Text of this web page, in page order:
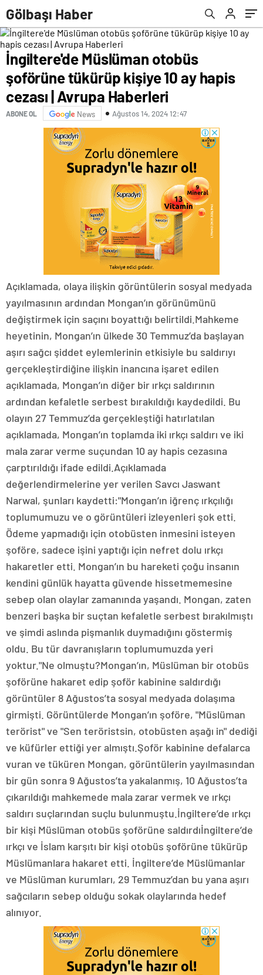
Gölbaşı Haber
İngiltere'de Müslüman otobüs
şoförüne tükürüp kişiye 10 ay hapis
cezası | Avrupa Haberleri
ABONE OL News Ağustos 14, 2024 12:47
Açıklamada, olaya ilişkin görüntülerin sosyal medyada
yayılmasının ardından Mongan’ın görünümünü
değiştirmek için saçını boyattığı belirtildi.Mahkeme
heyetinin, Mongan’ın ülkede 30 Temmuz’da başlayan
aşırı sağcı şiddet eylemlerinin etkisiyle bu saldırıyı
gerçekleştirdiğine ilişkin inancına işaret edilen
açıklamada, Mongan’ın diğer bir ırkçı saldırının
ardından kefaletle serbest bırakıldığı kaydedildi. Bu
olayın 27 Temmuz’da gerçekleştiği hatırlatılan
açıklamada, Mongan’ın toplamda iki ırkçı saldırı ve iki
mala zarar verme suçundan 10 ay hapis cezasına
çarptırıldığı ifade edildi.Açıklamada
değerlendirmelerine yer verilen Savcı Jaswant
Narwal, şunları kaydetti:"Mongan’ın iğrenç ırkçılığı
toplumumuzu ve o görüntüleri izleyenleri şok etti.
Ödeme yapmadığı için otobüsten inmesini isteyen
şoföre, sadece işini yaptığı için nefret dolu ırkçı
hakaretler etti. Mongan’ın bu hareketi çoğu insanın
kendini günlük hayatta güvende hissetmemesine
sebep olan olaylar zamanında yaşandı. Mongan, zaten
benzeri başka bir suçtan kefaletle serbest bırakılmıştı
ve şimdi aslında pişmanlık duymadığını göstermiş
oldu. Bu tür davranışların toplumumuzda yeri
yoktur."Ne olmuştu?Mongan’ın, Müslüman bir otobüs
şoförüne hakaret edip şoför kabinine saldırdığı
görüntüler 8 Ağustos’ta sosyal medyada dolaşıma
girmişti. Görüntülerde Mongan’ın şoföre, "Müslüman
terörist" ve "Sen teröristsin, otobüsten aşağı in" dediği
ve küfürler ettiği yer almıştı.Şoför kabinine defalarca
vuran ve tüküren Mongan, görüntülerin yayılmasından
bir gün sonra 9 Ağustos’ta yakalanmış, 10 Ağustos’ta
çıkarıldığı mahkemede mala zarar vermek ve ırkçı
saldırı suçlarından suçlu bulunmuştu.İngiltere’de ırkçı
bir kişi Müslüman otobüs şoförüne saldırdıİngiltere’de
ırkçı ve İslam karşıtı bir kişi otobüs şoförüne tükürüp
Müslümanlara hakaret etti. İngiltere’de Müslümanlar
ve Müslüman kurumları, 29 Temmuz’dan bu yana aşırı
sağcıların sebep olduğu sokak olaylarında hedef
alınıyor.